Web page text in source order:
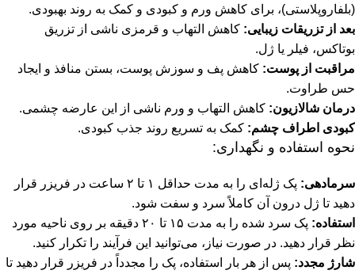
(بلفاروپلاستی)، برای کاهش ورم و کبودی و کمک به روند بهبودی.
بعد از تزریقات زیبایی: کاهش التهاب و قرمزی ناشی از تزریق
بوتاکس، فیلر یا ژل.
مراقبت از پوست: کاهش پف و سوزش پوست، بستن منافذ و ایجاد
حس طراوت.
درمان شالازیون: کاهش التهاب و ورم ناشی از این عارضه چشمی.
کبودی اطراف چشم: کمک به تسریع روند جذب کبودی.
نحوه استفاده و نگهداری:
سرمادهی:
پک ژله‌ای را به مدت حداقل ۱ تا ۲ ساعت در فریزر قرار
دهید تا ژل درون آن کاملاً سرد و سفت شود.
استفاده:
پک سرد شده را به مدت ۱۵ تا ۲۰ دقیقه بر روی ناحیه مورد
نظر قرار دهید. در صورت نیاز، می‌توانید این فرآیند را تکرار کنید.
شارژ مجدد: پس از هر بار استفاده، پک را مجدداً در فریزر قرار دهید تا